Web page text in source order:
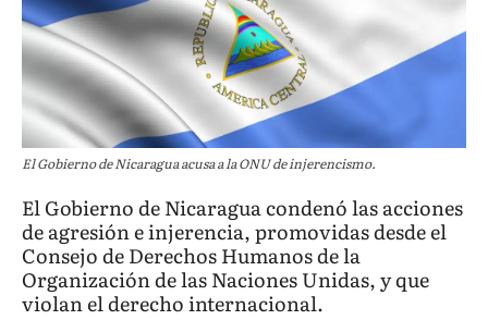
El Gobierno de Nicaragua acusa a la ONU de injerencismo.
El Gobierno de Nicaragua condenó las acciones
de agresión e injerencia, promovidas desde el
Consejo de Derechos Humanos de la
Organización de las Naciones Unidas, y que
violan el derecho internacional.